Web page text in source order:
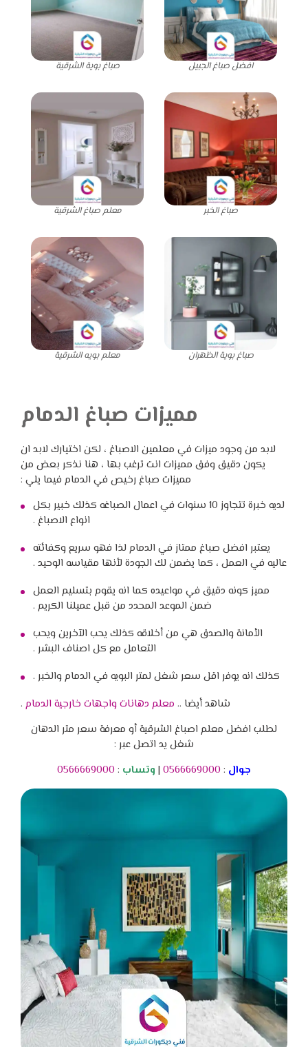
افضل صباغ الجبيل صباغ بوية الشرقية
صباغ الخبر معلم صباغ الشرقية
صباغ بوية الظهران معلم بويه الشرقية
مميزات صباغ الدمام
لابد من وجود ميزات في معلمين الاصباغ ، لكن اختيارك لابد ان
يكون دقيق وفق مميزات انت ترغب بها ، هنا نذكر بعض من
مميزات صباغ رخيص في الدمام فيما يلي :
لديه خبرة تتجاوز 10 سنوات في اعمال الصباغه كذلك خبير بكل
انواع الاصباغ .
يعتبر افضل صباغ ممتاز في الدمام لذا فهو سريع وكفائته
عاليه في العمل ، كما يضمن لك الجودة لأنها مقياسه الوحيد .
مميز كونه دقيق في مواعيده كما انه يقوم بتسليم العمل
ضمن الموعد المحدد من قبل عميلنا الكريم .
الأمانة والصدق هي من أخلاقه كذلك يحب الآخرين ويحب
التعامل مع كل اصناف البشر .
كذلك انه يوفر اقل سعر شغل لمتر البويه في الدمام والخبر .
شاهد أيضا .. معلم دهانات واجهات خارجية الدمام .
لطلب افضل معلم اصباغ الشرقية أو معرفة سعر متر الدهان
شغل يد اتصل عبر :
جوال :
0566669000
| وتساب :
0566669000